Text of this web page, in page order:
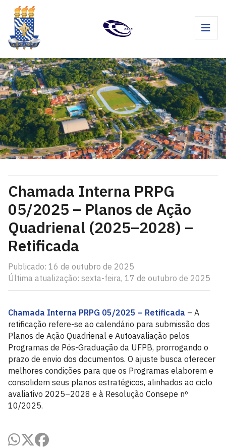
Chamada Interna PRPG
05/2025 – Planos de Ação
Quadrienal (2025–2028) –
Retificada
Publicado: 16 de outubro de 2025
Última atualização: sexta-feira, 17 de outubro de 2025
Chamada Interna PRPG 05/2025 – Retificada – A
retificação refere-se ao calendário para submissão dos
Planos de Ação Quadrienal e Autoavaliação pelos
Programas de Pós-Graduação da UFPB, prorrogando o
prazo de envio dos documentos. O ajuste busca oferecer
melhores condições para que os Programas elaborem e
consolidem seus planos estratégicos, alinhados ao ciclo
avaliativo 2025–2028 e à Resolução Consepe nº
10/2025.